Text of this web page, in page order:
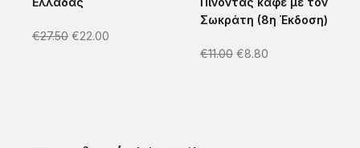
€27.50 €22.00
Σωκράτη (8η Έκδοση)
€11.00 €8.80